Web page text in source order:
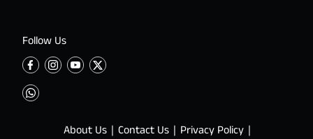
Follow Us
About Us Contact Us
Privacy Policy